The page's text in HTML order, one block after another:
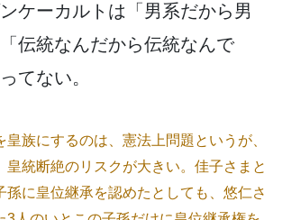
ケーカルトは「男系だから男
伝統なんだから伝統なんで
てない。
族にするのは、憲法上問題というが、
皇統断絶のリスクが大きい。佳子さまと
孫に皇位継承を認めたとしても、悠仁さ